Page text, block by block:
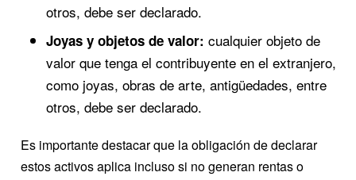
otros, debe ser declarado.
Joyas y objetos de valor: cualquier objeto de
valor que tenga el contribuyente en el extranjero,
como joyas, obras de arte, antigüedades, entre
otros, debe ser declarado.
Es importante destacar que la obligación de declarar
estos activos aplica incluso si no generan rentas o